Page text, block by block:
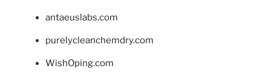
antaeuslabs.com
purelycleanchemdry.com
WishOping.com